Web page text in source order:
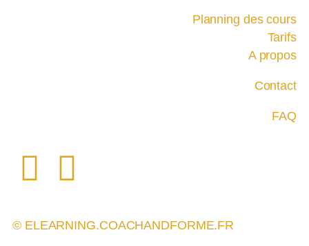
Planning des cours
Tarifs
A propos
Contact
FAQ
© ELEARNING.COACHANDFORME.FR